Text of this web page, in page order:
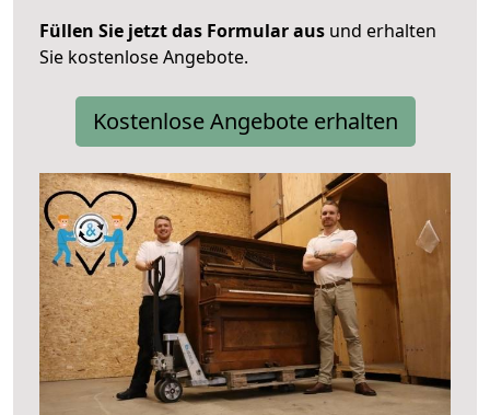
Füllen Sie jetzt das Formular aus und erhalten
Sie kostenlose Angebote.
Kostenlose Angebote erhalten